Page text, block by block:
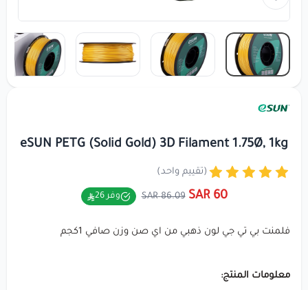
eSUN PETG (Solid Gold) 3D Filament 1.75Ø, 1kg
(تقييم واحد)
60 SAR
86.09 SAR وفر 26
فلمنت بي تي جي لون ذهبي من اي صن وزن صافي 1كجم
معلومات المنتج: